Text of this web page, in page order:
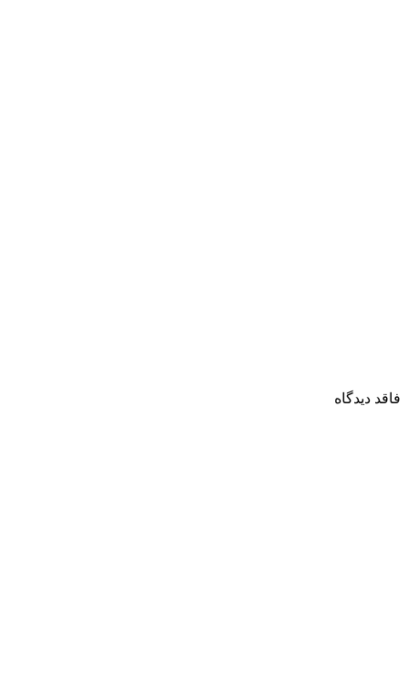
فاقد دیدگاه